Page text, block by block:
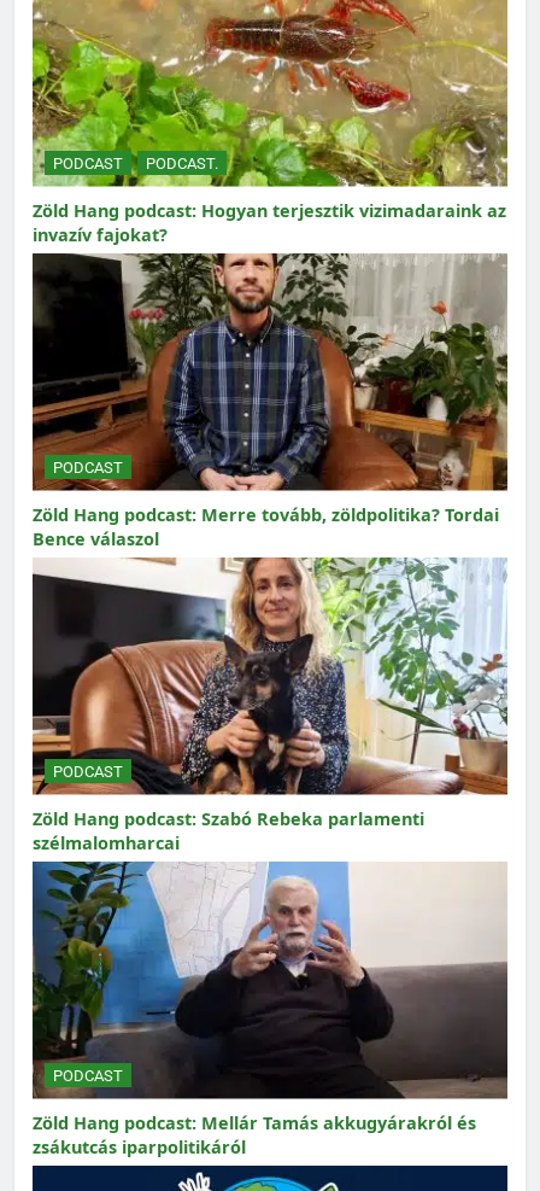
PODCAST PODCAST.
Zöld Hang podcast: Hogyan terjesztik vizimadaraink az
invazív fajokat?
PODCAST
Zöld Hang podcast: Merre tovább, zöldpolitika? Tordai
Bence válaszol
PODCAST
Zöld Hang podcast: Szabó Rebeka parlamenti
szélmalomharcai
PODCAST
Zöld Hang podcast: Mellár Tamás akkugyárakról és
zsákutcás iparpolitikáról